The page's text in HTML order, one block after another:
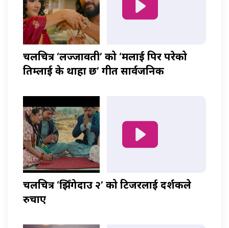
चलचित्र ‘लज्जावती’ को ‘मलाई पिर परेको
तिम्लाई के थाहा छ’ गीत सार्वजनिक
चलचित्र ‘झिँगेदाउ २’ को टिजरलाई दर्शकले
रुचाए